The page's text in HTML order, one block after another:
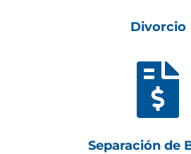
Divorcio

Separación de